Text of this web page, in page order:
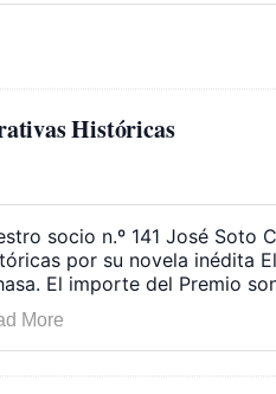
Históricas
socio n.º 141 José Soto
por su novela inédita
El importe del Premio
More